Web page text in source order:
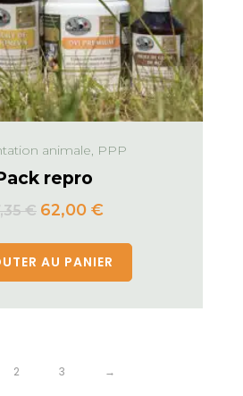
animale, PPP
repro
€ 62,00 €
AU PANIER
2 3 →